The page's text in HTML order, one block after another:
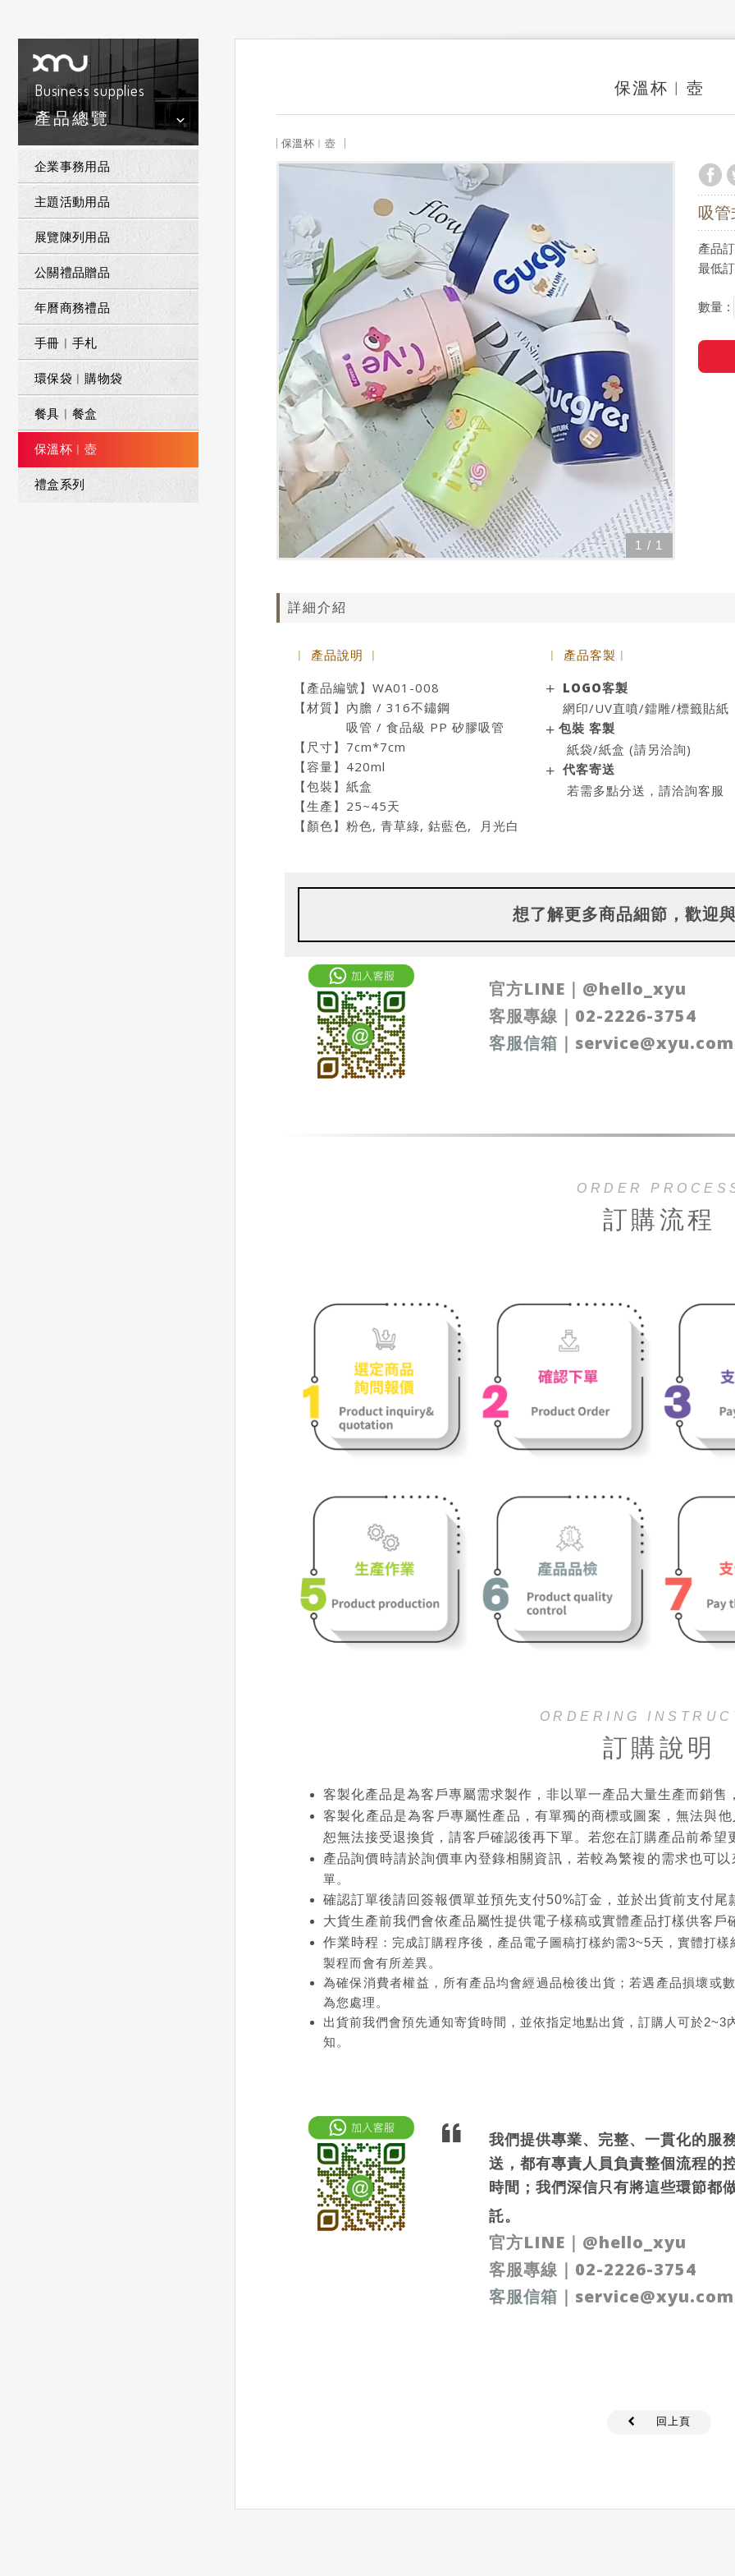
Business supplies
產品總覽
企業事務用品
主題活動用品
展覽陳列用品
公關禮品贈品
年曆商務禮品
手冊︱手札
環保袋︱購物袋
餐具︱餐盒
保溫杯︱壺
禮盒系列
保溫杯︱壺
保溫杯︱壺
吸
產品
最低
數量 :
1 / 1
詳細介紹
︱ 產品說明 ︱
【產品編號】WA01-008
【材質】內膽 / 316不鏽鋼
吸管 / 食品級 PP 矽膠吸管
【尺寸】7cm*7cm
【容量】420ml
【包裝】紙盒
【生產】25~45天
【顏色】粉色, 青草綠, 鈷藍色, 月光白
︱ 產品客製︱
LOGO客製
網印/UV直噴/鐳雕/標籤貼紙
包裝 客製
紙袋/紙盒 (請另洽詢)
代客寄送
若需多點分送，請洽詢客服
想了解更多商品細節，歡迎
官方LINE｜ @hello_xyu
客服專線｜ 02-2226-3754
客服信箱 ｜
ORDER
訂購流程
ORDERING
訂購說明
客製化產品是為客戶專屬需求製作，非以單一產品大量生產而銷
客製化產品是為客戶專屬性產品，有單獨的商標或圖案，無法與
恕無法接受退換貨，請客戶確認後再下單。若您在訂購產品前希
產品詢價時請於詢價車內登錄相關資訊，若較為繁複的需求也可
單。
確認訂單後請回簽報價單並預先支付50%訂金，並於出貨前支付
大貨生產前我們會依產品屬性提供電子樣稿或實體產品打樣供客
作業時程 ：完成訂購程序後，產品電子圖稿打樣約需3~5天，實體打
製程而會有所差異。
為確保消費者權益，所有產品均會經過品檢後出貨；若遇產品損壞或
為您處理。
出貨前我們會預先通知寄貨時間，並依指定地點出貨，訂購人可於
知。
我們提供專業、完整、一貫化的服
送，都有專責人員負責整個流程的
時間；我們深信只有將這些環節都
託。
官方LINE ｜ @hello_xyu
客服專線｜ 02-2226-3754
客服信箱 ｜
回上頁